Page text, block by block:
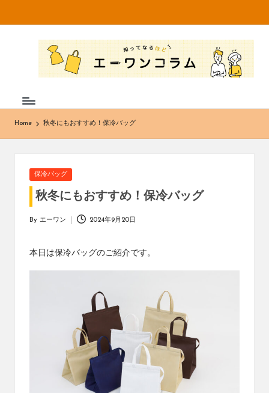
Skip
知
っ
な
る
ど
エ
ー
ン
不
織
布
ー
カ
卸
売
販
の
社
Home 秋冬にもおすすめ！保冷バッグ
Posted
in
保冷バッグ
秋冬にもおすすめ！保冷バッグ
Posted
By エーワン 2024年9月20日
本日は保冷バッグのご紹介です。